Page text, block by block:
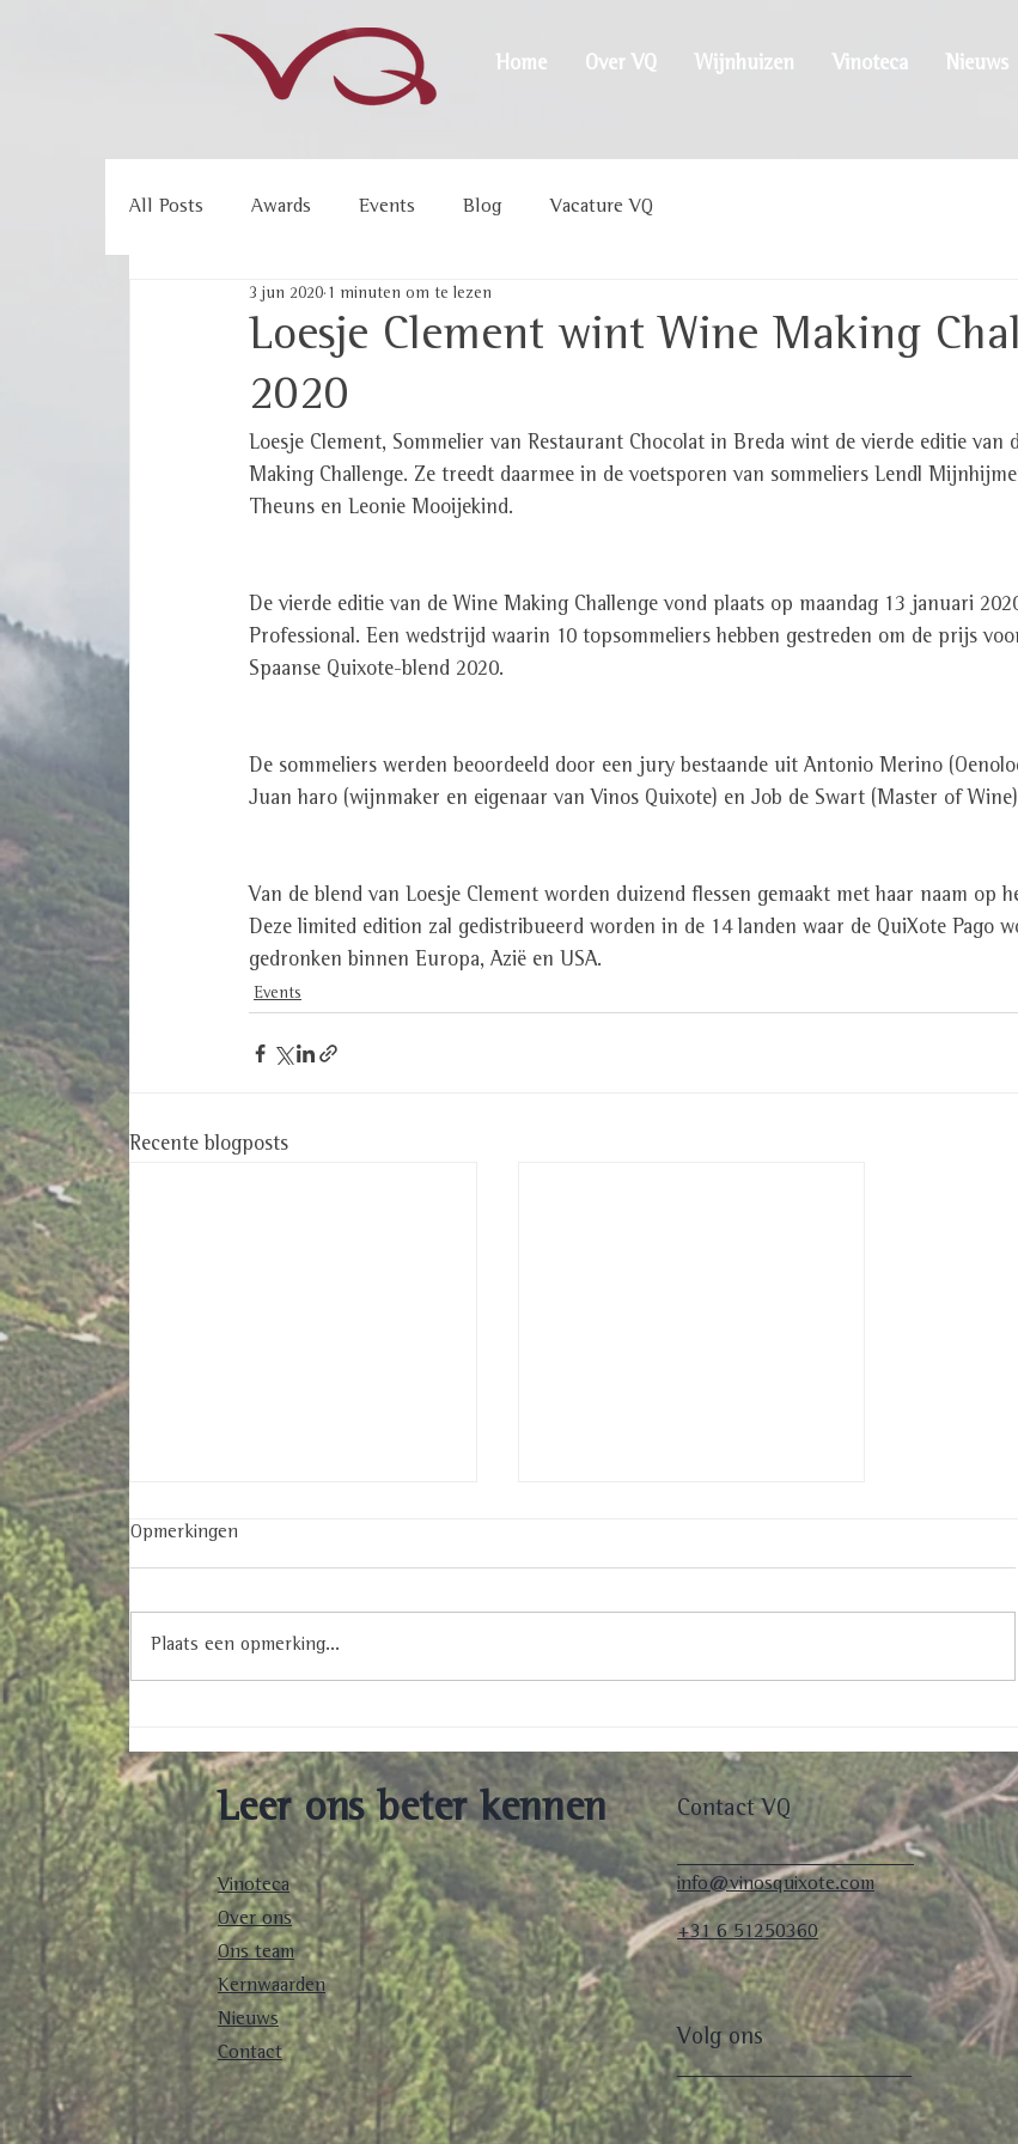
Home Over VQ Wijnhuizen Vinoteca Nieuws
All Posts Awards Events Blog Vacature VQ
Loesje Clement wint Wine Making
2020
3 jun 2020 1 minuten om te lezen
Loesje Clement, Sommelier van Restaurant Chocolat in Breda wint de vierde editie van
Making Challenge. Ze treedt daarmee in de voetsporen van sommeliers Lendl
Theuns en Leonie Mooijekind.
De vierde editie van de Wine Making Challenge vond plaats op maandag 13 januari
Professional. Een wedstrijd waarin 10 topsommeliers hebben gestreden om de prijs
Spaanse Quixote-blend 2020.
De sommeliers werden beoordeeld door een jury bestaande uit Antonio Merino
Juan haro (wijnmaker en eigenaar van Vinos Quixote) en Job de Swart (Master of
Van de blend van Loesje Clement worden duizend flessen gemaakt met haar naam op
Deze limited edition zal gedistribueerd worden in de 14 landen waar de QuiXote Pago
gedronken binnen Europa, Azië en USA.
Events
Recente blogposts
blend!
Opmerkingen
Plaats een opmerking...
Leer ons beter kennen Contact VQ
Vinoteca
Over ons
Ons team
Kernwaarden
Nieuws
Contact
info@vinosquixote.com
+31 6 51250360
Volg ons